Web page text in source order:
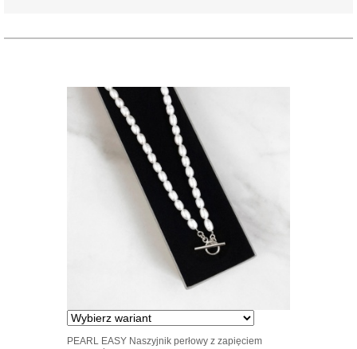
PEARL EASY Naszyjnik perłowy z zapięciem